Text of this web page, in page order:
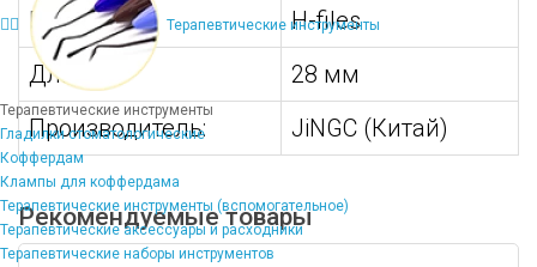
Терапевтические инструменты
Терапевтические инструменты
Гладилки стоматологические
Коффердам
Клампы для коффердама
Терапевтические инструменты (вспомогательное)
Терапевтические аксессуары и расходники
Терапевтические наборы инструментов
Вид:
H-files
Длина:
28 мм
Производитель:
JiNGC (Китай)
Рекомендуемые товары